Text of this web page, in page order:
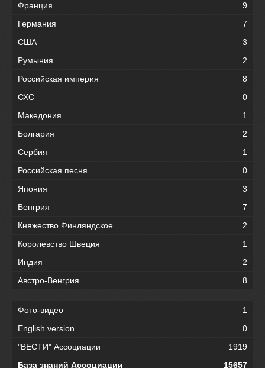
Франция
9
Германия
7
США
3
Румыния
2
Российская империя
8
СХС
0
Македония
1
Болгария
2
Сербия
1
Российская песня
0
Япония
3
Венгрия
7
Княжество Финляндское
2
Королевство Швеция
1
Индия
2
Австро-Венгрия
8
Фото-видео
1
English version
0
"ВЕСТИ" Ассоциации
1919
База знаний Ассоциации
15657